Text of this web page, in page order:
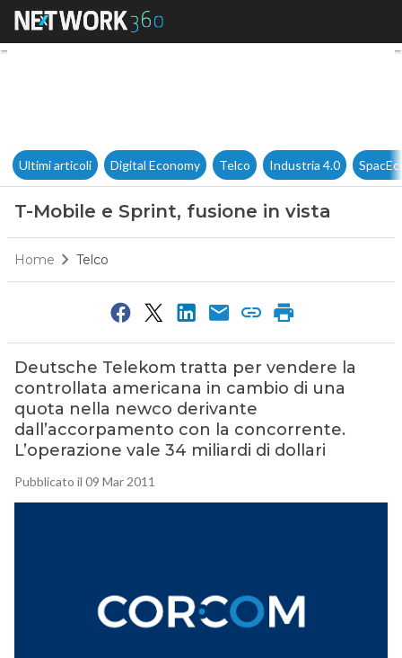
T-Mobile e Sprint, fusione in
Ultimi articoli Digital Economy Telco Industria 4.0
T-Mobile e Sprint, fusione in vista
Home Telco
Deutsche Telekom tratta per vendere la
controllata americana in cambio di una
quota nella newco derivante
dall’accorpamento con la concorrente.
L’operazione vale 34 miliardi di dollari
Pubblicato il 09 Mar 2011